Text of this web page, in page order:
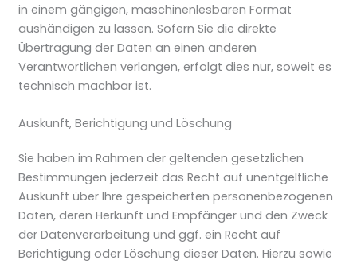
in einem gängigen, maschinenlesbaren Format
aushändigen zu lassen. Sofern Sie die direkte
Übertragung der Daten an einen anderen
Verantwortlichen verlangen, erfolgt dies nur, soweit es
technisch machbar ist.
Auskunft, Berichtigung und Löschung
Sie haben im Rahmen der geltenden gesetzlichen
Bestimmungen jederzeit das Recht auf unentgeltliche
Auskunft über Ihre gespeicherten personenbezogenen
Daten, deren Herkunft und Empfänger und den Zweck
der Datenverarbeitung und ggf. ein Recht auf
Berichtigung oder Löschung dieser Daten. Hierzu sowie